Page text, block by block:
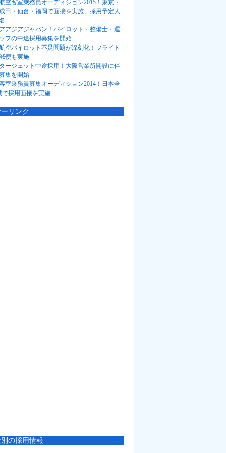
空客室乗務員オーディション2015！東京・
田・仙台・福岡で面接を実施、採用予定人
アジアジャパン！パイロット・整備士・運
フの中途採用募集を開始
空パイロット不足問題が深刻化！フライト
便も実施
ージェット中途採用！大阪営業所開設に伴
集を開始
室乗務員募集オーディション2014！日本全
で採用面接を実施
リンク
の採用情報